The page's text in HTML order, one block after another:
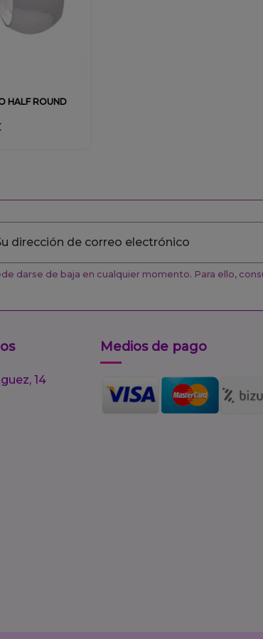
HALF ROUND
darse de baja en cualquier momento. Para ello,
14
Medios de pago